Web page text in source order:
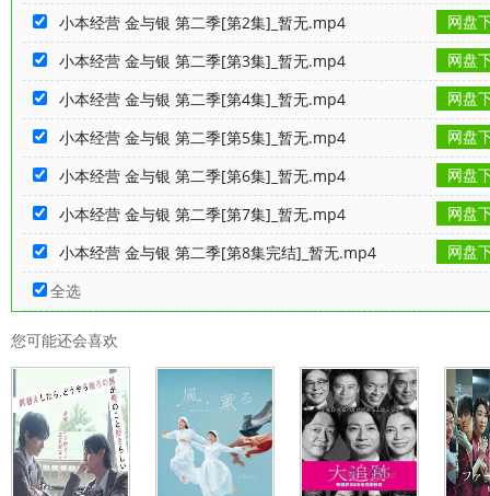
小本经营 金与银 第二季[第2集]_暂无.mp4
网盘
小本经营 金与银 第二季[第3集]_暂无.mp4
网盘
小本经营 金与银 第二季[第4集]_暂无.mp4
网盘
小本经营 金与银 第二季[第5集]_暂无.mp4
网盘
小本经营 金与银 第二季[第6集]_暂无.mp4
网盘
小本经营 金与银 第二季[第7集]_暂无.mp4
网盘
小本经营 金与银 第二季[第8集完结]_暂无.mp4
网盘
全选
您可能还会喜欢